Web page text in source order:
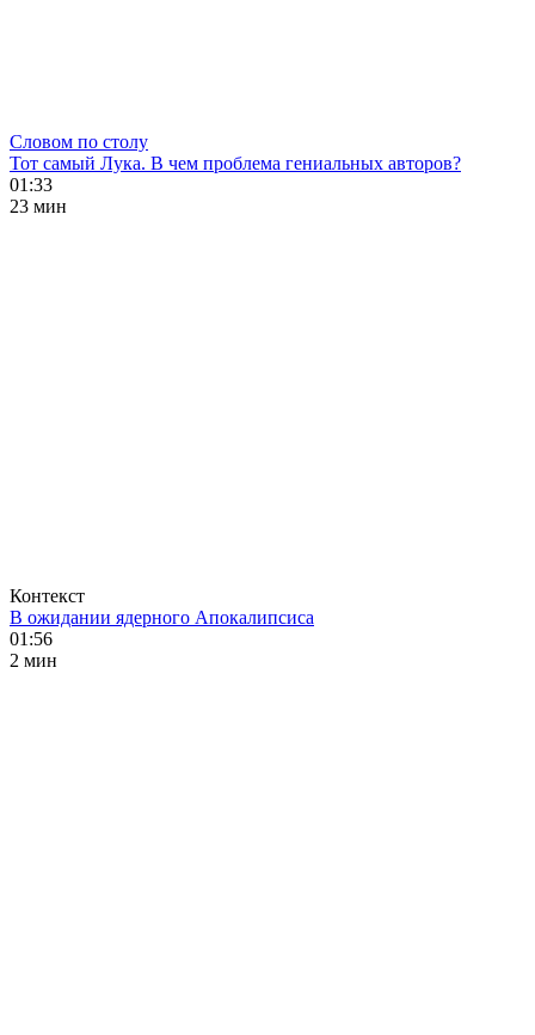
Словом по столу
Тот самый Лука. В чем проблема гениальных авторов?
01:33
23 мин
Контекст
В ожидании ядерного Апокалипсиса
01:56
2 мин